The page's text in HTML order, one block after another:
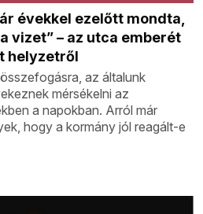
évekkel ezelőtt mondta,
vizet” – az utca emberét
helyzetről
az általunk
mérsékelni az
a napokban. Arról már
hogy a kormány jól reagált-e